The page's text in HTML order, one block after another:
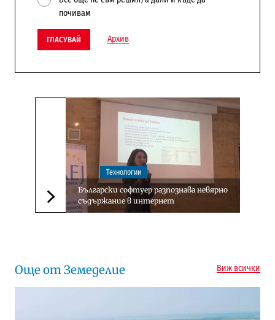
почивам
ГЛАСУВАЙ Архив
Следваща новина
Технологии
Български софтуер разпознава невярно
съдържание в интернет
Още от Земеделие Виж всички